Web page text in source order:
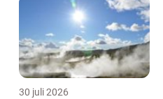
30 juli 2026